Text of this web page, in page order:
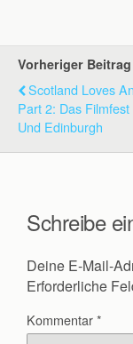
Vorheriger Beitrag
Scotland Loves
Part 2: Das
Und Edinburgh
Schreibe
Deine E-Mail-
Erforderliche
Kommentar*